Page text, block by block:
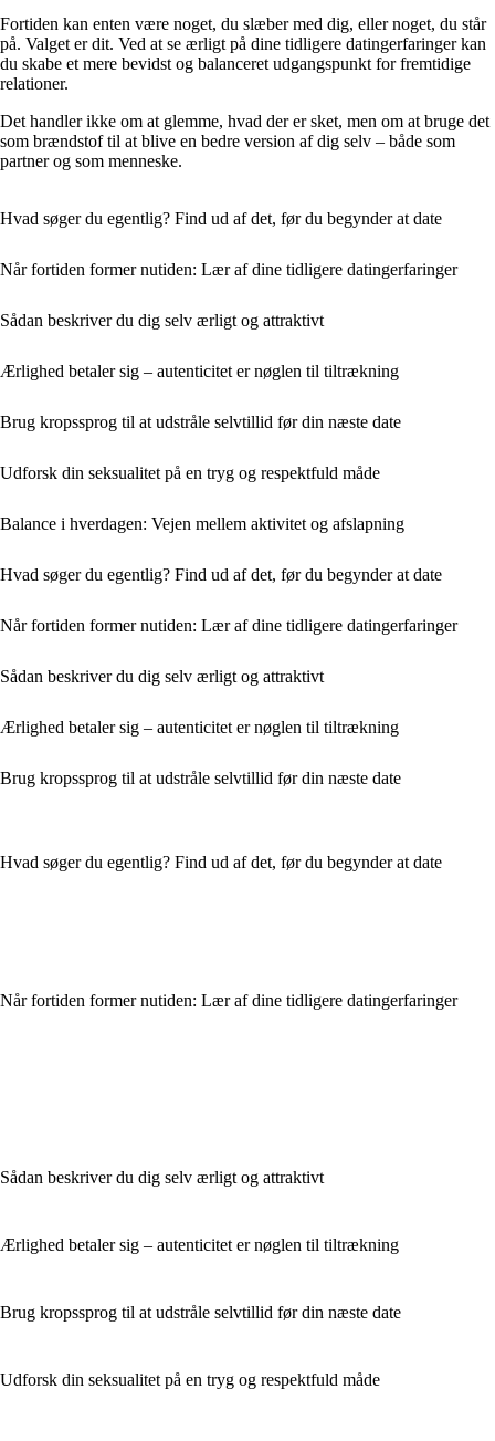
Fortiden kan enten være noget, du slæber med dig, eller noget, du står
på. Valget er dit. Ved at se ærligt på dine tidligere datingerfaringer kan
du skabe et mere bevidst og balanceret udgangspunkt for fremtidige
relationer.
Det handler ikke om at glemme, hvad der er sket, men om at bruge det
som brændstof til at blive en bedre version af dig selv – både som
partner og som menneske.
Hvad søger du egentlig? Find ud af det, før du begynder at date
Når fortiden former nutiden: Lær af dine tidligere datingerfaringer
Sådan beskriver du dig selv ærligt og attraktivt
Ærlighed betaler sig – autenticitet er nøglen til tiltrækning
Brug kropssprog til at udstråle selvtillid før din næste date
Udforsk din seksualitet på en tryg og respektfuld måde
Balance i hverdagen: Vejen mellem aktivitet og afslapning
Hvad søger du egentlig? Find ud af det, før du begynder at date
Når fortiden former nutiden: Lær af dine tidligere datingerfaringer
Sådan beskriver du dig selv ærligt og attraktivt
Ærlighed betaler sig – autenticitet er nøglen til tiltrækning
Brug kropssprog til at udstråle selvtillid før din næste date
Hvad søger du egentlig? Find ud af det, før du begynder at date
Når fortiden former nutiden: Lær af dine tidligere datingerfaringer
Sådan beskriver du dig selv ærligt og attraktivt
Ærlighed betaler sig – autenticitet er nøglen til tiltrækning
Brug kropssprog til at udstråle selvtillid før din næste date
Udforsk din seksualitet på en tryg og respektfuld måde